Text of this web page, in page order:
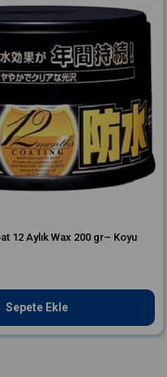
12 Aylık Wax 200 gr– Koyu
Sepete Ekle